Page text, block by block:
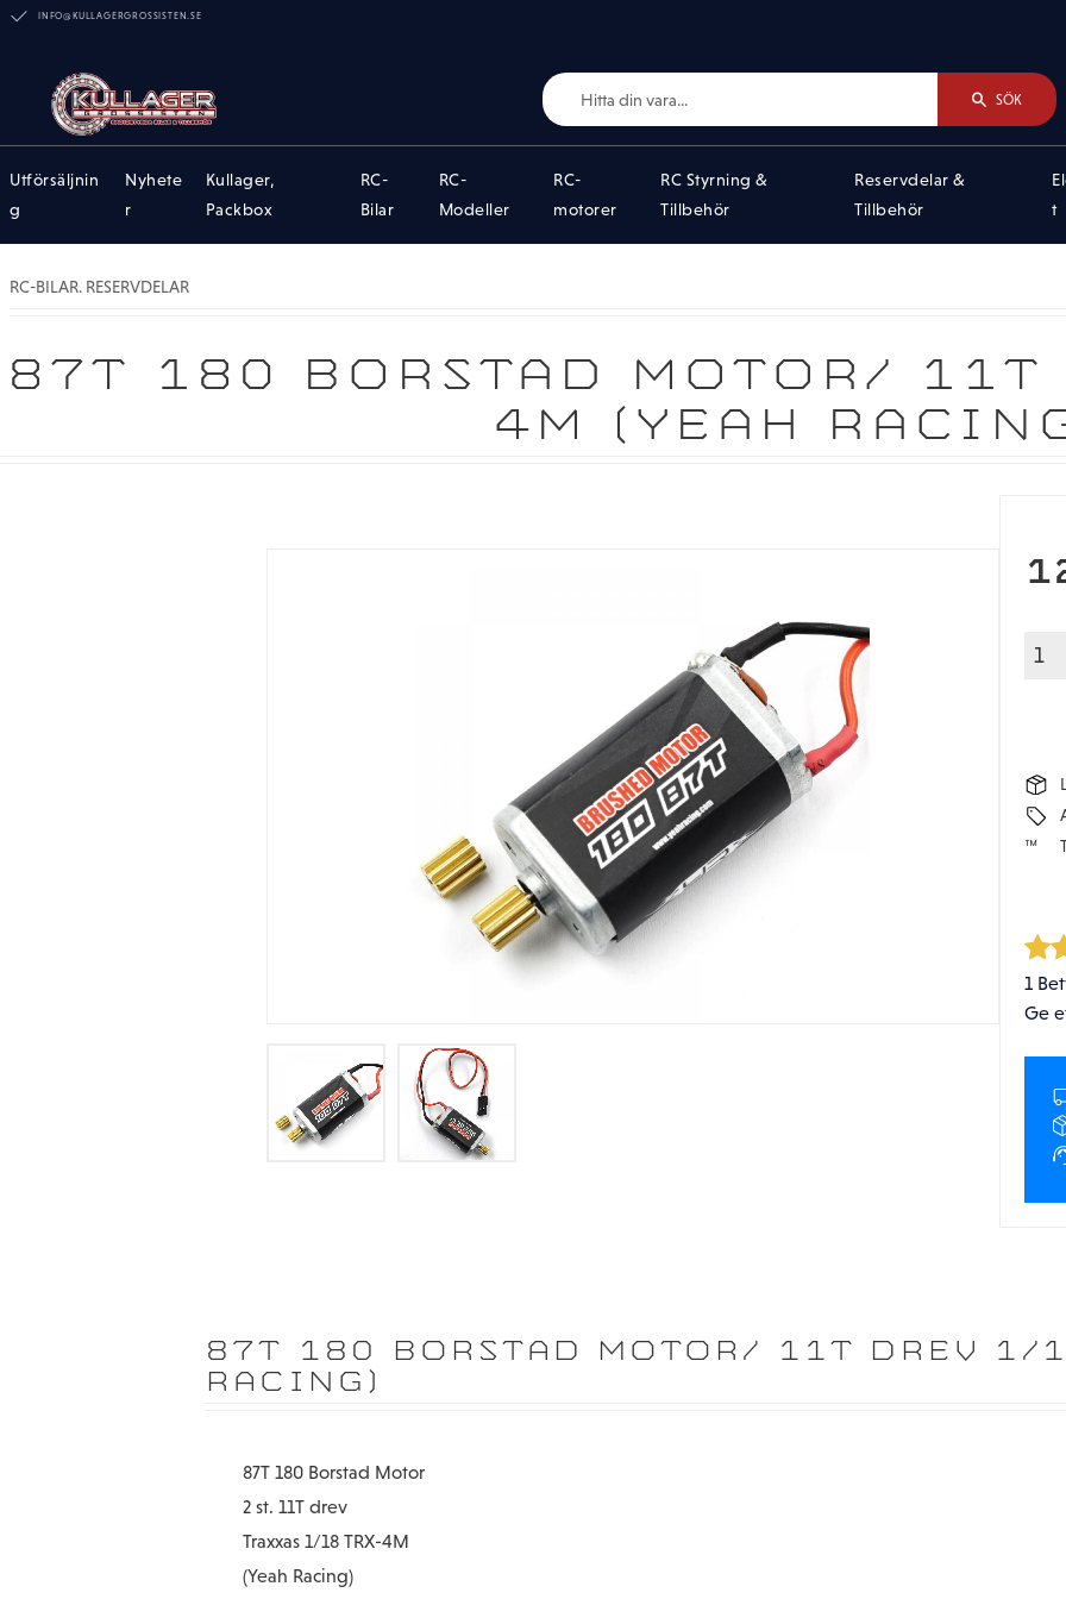
INFO@KULLAGERGROSSISTEN.SE
SÖK
Utförsäljnin
g
Nyhete
r
Kullager,
Packbox
RC-
Bilar
RC-
Modeller
RC-
motorer
RC Styrning &
Tillbehör
Reservdelar &
Tillbehör
t
RC-BILAR. RESERVDELAR
87T 180 BORSTAD MOTOR/
4M (YEAH
1
Ge
87T 180 BORSTAD MOTOR/ 11T DREV 1/
RACING)
87T 180 Borstad Motor
2 st. 11T drev
Traxxas 1/18 TRX-4M
(Yeah Racing)